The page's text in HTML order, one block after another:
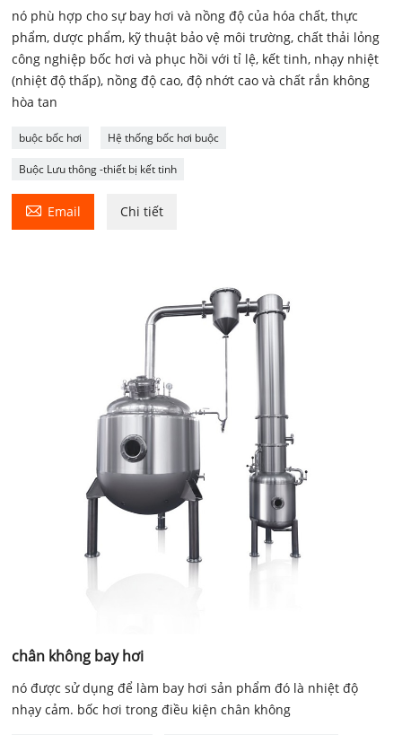
nó phù hợp cho sự bay hơi và nồng độ của hóa chất, thực
phẩm, dược phẩm, kỹ thuật bảo vệ môi trường, chất thải lỏng
công nghiệp bốc hơi và phục hồi với tỉ lệ, kết tinh, nhạy nhiệt
(nhiệt độ thấp), nồng độ cao, độ nhớt cao và chất rắn không
hòa tan
buộc bốc hơi Hệ thống bốc hơi buộc
Buộc Lưu thông -thiết bị kết tinh
 Email Chi tiết
chân không bay hơi
nó được sử dụng để làm bay hơi sản phẩm đó là nhiệt độ
nhạy cảm. bốc hơi trong điều kiện chân không